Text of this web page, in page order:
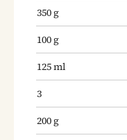
350g
100g
125ml
3
200g